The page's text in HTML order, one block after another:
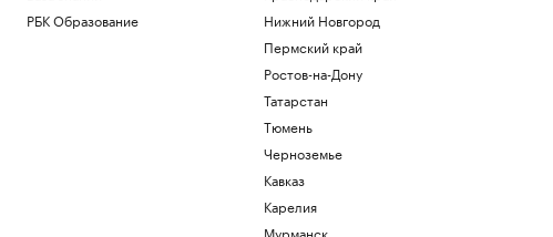
РБК Образование
Нижний Новгород
Пермский край
Ростов-на-Дону
Татарстан
Тюмень
Черноземье
Кавказ
Карелия
Мурманск